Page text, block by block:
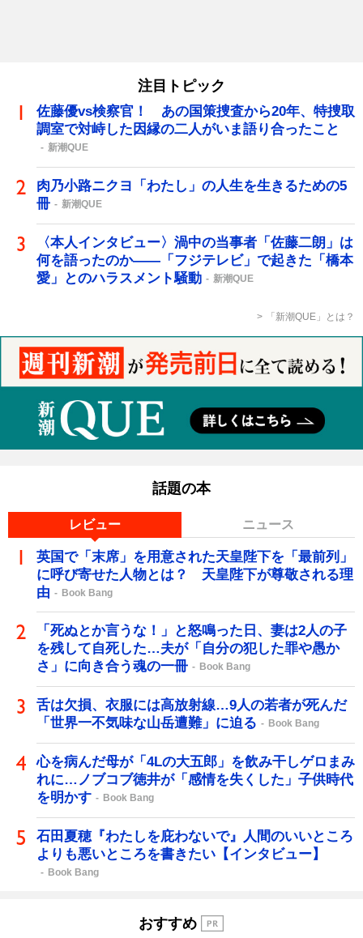
注目トピック
佐藤優vs検察官！ あの国策捜査から20年、特捜取
調室で対峙した因縁の二人がいま語り合ったこと
新潮QUE
肉乃小路ニクヨ「わたし」の人生を生きるための5
冊
新潮QUE
〈本人インタビュー〉渦中の当事者「佐藤二朗」は
何を語ったのか――「フジテレビ」で起きた「橋本
愛」とのハラスメント騒動
新潮QUE
「新潮QUE」とは？
話題の本
レビュー ニュース
英国で「末席」を用意された天皇陛下を「最前列」
に呼び寄せた人物とは？ 天皇陛下が尊敬される理
由
Book Bang
「死ぬとか言うな！」と怒鳴った日、妻は2人の子
を残して自死した…夫が「自分の犯した罪や愚か
さ」に向き合う魂の一冊
Book Bang
舌は欠損、衣服には高放射線…9人の若者が死んだ
「世界一不気味な山岳遭難」に迫る
Book Bang
心を病んだ母が「4Lの大五郎」を飲み干しゲロまみ
れに…ノブコブ徳井が「感情を失くした」子供時代
を明かす
Book Bang
石田夏穂『わたしを庇わないで』人間のいいところ
よりも悪いところを書きたい【インタビュー】
Book Bang
おすすめ